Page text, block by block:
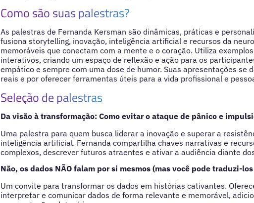
Como são suas palestras?
As palestras de Fernanda Kersman são dinâmicas, práticas e
fusiona storytelling, inovação, inteligência artificial e recursos da
memoráveis que conectam com a mente e o coração. Utiliza
interativos, criando um espaço de reflexão e ação para os
empático e sempre com uma dose de humor. Suas apresentações se
reais e por oferecer ferramentas úteis para a vida profissional e
Seleção de palestras
Da visão à transformação: Como evitar o ataque de pânico e
Uma palestra para quem busca liderar a inovação e superar a
inteligência artificial. Fernanda compartilha chaves narrativas e
complexos, descrever futuros atraentes e ativar a audiência diante
Não, os dados NÃO falam por si mesmos (mas você pode traduzi-
Um convite para transformar os dados em histórias cativantes.
interpretar e comunicar dados de forma relevante e memorável,